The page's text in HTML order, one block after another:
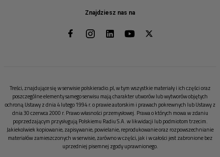
Znajdziesz nas na
Treści, znajdujące się w serwisie polskieradio.pl, w tym wszystkie materiały i ich części oraz
poszczególne elementy samego serwisu mają charakter utworów lub wytworów objętych
ochroną Ustawy z dnia 4 lutego 1994 r. o prawie autorskim i prawach pokrewnych lub Ustawy z
dnia 30 czerwca 2000 r. Prawo własności przemysłowej. Prawa o których mowa w zdaniu
poprzedzającym przysługują Polskiemu Radiu S.A. w likwidacji lub podmiotom trzecim.
Jakiekolwiek kopiowanie, zapisywanie, powielanie, reprodukowanie oraz rozpowszechnianie
materiałów zamieszczonych w serwisie, zarówno w części, jak i w całości jest zabronione bez
uprzedniej pisemnej zgody uprawnionego.